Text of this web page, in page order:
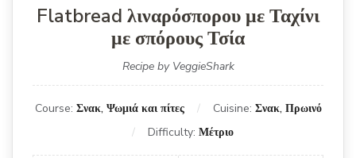
Flatbread λιναρόσπορου με Ταχίνι
με σπόρους Τσία
Recipe by VeggieShark
Course: Σνακ, Ψωμιά και πίτες Cuisine: Σνακ, Πρωινό
Difficulty: Μέτριο